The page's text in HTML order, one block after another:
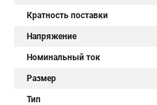
Кратность поставки
Напряжение
Номинальный ток
Размер
Тип